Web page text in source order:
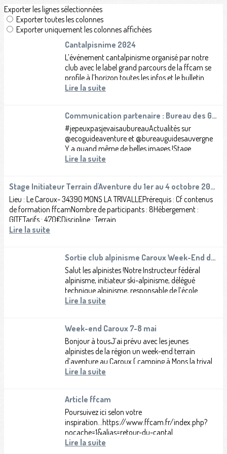
Exporter les lignes sélectionnées
Exporter toutes les colonnes
Exporter uniquement les colonnes affichées
Cantalpisnime 2024
L’événement cantalpinisme organisé par notre
club avec le label grand parcours de la ffcam se
profile à l’horizon.toutes les infos et le bulletin
d’inscription sont sur le site...
Lire la suite
Communication partenaire : Bureau des Guides d'Auvergne
#jepeuxpasjevaisaubureauActualités sur
@ecoguideaventure et @bureauguidesauvergne
Y a quand même de belles images !Stage
Initiation Bivouac Hivernal : Le Cantal en hiver,...
Lire la suite
Stage Initiateur Terrain d'Aventure du 1er au 4 octobre 2022
Lieu : Le Caroux- 34390 MONS LA TRIVALLEPrérequis : Cf contenus
de formation ffcamNombre de participants : 8Hébergement :
GITETarifs : 470€Discipline : Terrain...
Lire la suite
Sortie club alpinisme Caroux Week-End du 17/09
Salut les alpinistes !Notre Instructeur fédéral
alpinisme, initiateur ski-alpinisme, délégué
technique alpinisme, responsable de l’école
d’aventure, Jean Pierre Force, propose...
Lire la suite
Week-end Caroux 7-8 mai
Bonjour à tousJ’ai prévu avec les jeunes
alpinistes de la région un week-end terrain
d’aventure au Caroux ( camping à Mons la trivalle
) les 7 et 8 maiL’encadrement sera assuré...
Lire la suite
Article ffcam
Poursuivez ici selon votre
inspiration...https://www.ffcam.fr/index.php?
nocache=1&alias=retour-du-cantal
Lire la suite